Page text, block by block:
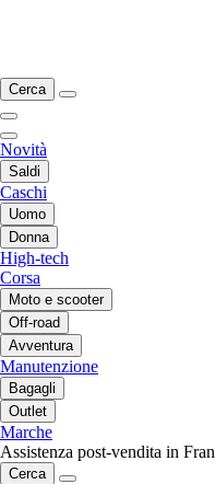
Cerca
Novità
Saldi
Caschi
Uomo
Donna
High-tech
Corsa
Moto e scooter
Off-road
Avventura
Manutenzione
Bagagli
Outlet
Marche
Assistenza post-vendita in
Cerca